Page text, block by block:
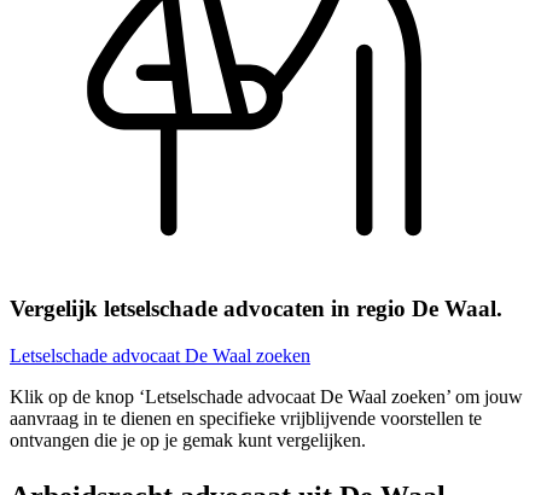
Vergelijk letselschade advocaten in regio De Waal.
Letselschade advocaat De Waal zoeken
Klik op de knop ‘Letselschade advocaat De Waal zoeken’ om jouw
aanvraag in te dienen en specifieke vrijblijvende voorstellen te
ontvangen die je op je gemak kunt vergelijken.